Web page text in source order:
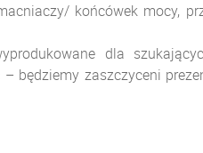
końcówek mocy,
dla
zaszczyceni